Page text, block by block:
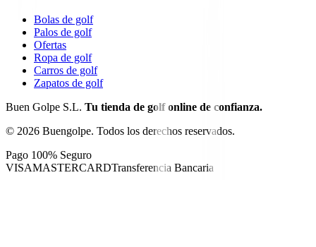
Bolas de golf
Palos de golf
Ofertas
Ropa de golf
Carros de golf
Zapatos de golf
Buen Golpe S.L. Tu tienda de golf online de confianza.
© 2026 Buengolpe. Todos los derechos reservados.
Pago 100% Seguro
VISAMASTERCARDTransferencia Bancaria